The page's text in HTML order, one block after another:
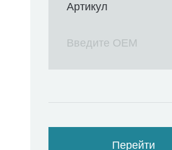
Артикул
Перейти